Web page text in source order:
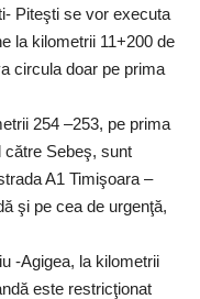
Piteşti se vor executa
la kilometrii 11+200 de
circula doar pe prima
254 –253, pe prima
către Sebeş, sunt
A1 Timişoara –
şi pe cea de urgenţă,
-Agigea, la kilometrii
este restricţionat